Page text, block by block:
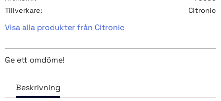
Tillverkare
Citronic
Visa alla produkter från Citronic
Ge ett omdöme!